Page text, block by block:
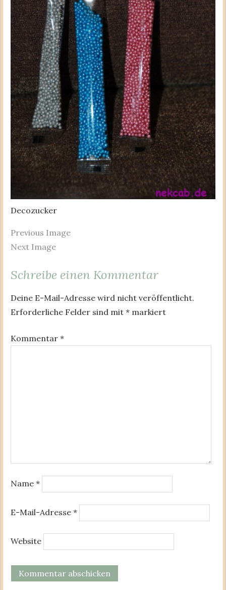
Decozucker
Previous Image
Next Image
Schreibe einen Kommentar
Deine E-Mail-Adresse wird nicht veröffentlicht.
Erforderliche Felder sind mit * markiert
Kommentar *
Name *
E-Mail-Adresse *
Website